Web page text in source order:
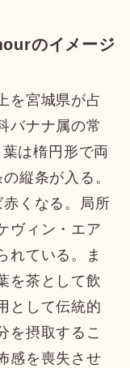
のイメージ
を宮城県が占
バナナ属の常
は楕円形で両
縦条が入る。
くなる。局所
ヴィン・エア
れている。ま
を茶として飲
として伝統的
を摂取するこ
感を喪失させ